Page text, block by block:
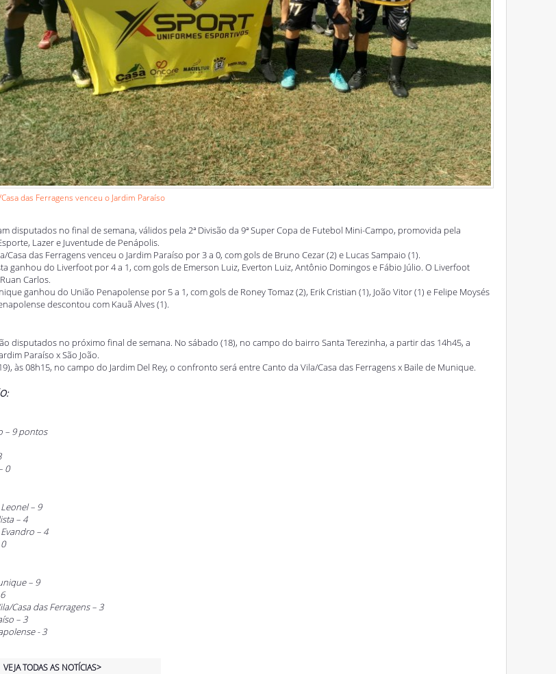
das Ferragens venceu o Jardim Paraíso
disputados no final de semana, válidos pela 2ª Divisão da 9ª Super Copa de Futebol Mini-Campo, promovida pela
Lazer e Juventude de Penápolis.
Casa das Ferragens venceu o Jardim Paraíso por 3 a 0, com gols de Bruno Cezar (2) e Lucas Sampaio (1).
ganhou do Liverfoot por 4 a 1, com gols de Emerson Luiz, Everton Luiz, Antônio Domingos e Fábio Júlio. O Liverfoot
Carlos.
ganhou do União Penapolense por 5 a 1, com gols de Roney Tomaz (2), Erik Cristian (1), João Vitor (1) e Felipe Moysés
descontou com Kauã Alves (1).
disputados no próximo final de semana. No sábado (18), no campo do bairro Santa Terezinha, a partir das 14h45, a
Paraíso x São João.
às 08h15, no campo do Jardim Del Rey, o confronto será entre Canto da Vila/Casa das Ferragens x Baile de Munique.
– 9 pontos
0
– 9
– 4
– 4
– 9
Casa das Ferragens – 3
– 3
- 3
VEJA TODAS AS NOTÍCIAS>